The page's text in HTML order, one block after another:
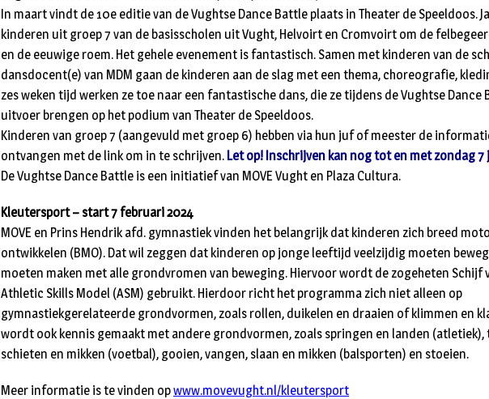
In maart vindt de 10e editie van de Vughtse Dance Battle plaats in Theater de Speeldoos.
kinderen uit groep 7 van de basisscholen uit Vught, Helvoirt en Cromvoirt om de
en de eeuwige roem. Het gehele evenement is fantastisch. Samen met kinderen van de
dansdocent(e) van MDM gaan de kinderen aan de slag met een thema, choreografie,
zes weken tijd werken ze toe naar een fantastische dans, die ze tijdens de Vughtse Dance
uitvoer brengen op het podium van Theater de Speeldoos.
Kinderen van groep 7 (aangevuld met groep 6) hebben via hun juf of meester de
ontvangen met de link om in te schrijven. Let op! Inschrijven kan nog tot en met zondag 7
De Vughtse Dance Battle is een initiatief van MOVE Vught en Plaza Cultura.
Kleutersport – start 7 februari 2024
MOVE en Prins Hendrik afd. gymnastiek vinden het belangrijk dat kinderen zich breed
ontwikkelen (BMO). Dat wil zeggen dat kinderen op jonge leeftijd veelzijdig moeten
moeten maken met alle grondvromen van beweging. Hiervoor wordt de zogeheten Schijf
Athletic Skills Model (ASM) gebruikt. Hierdoor richt het programma zich niet alleen op
gymnastiekgerelateerde grondvormen, zoals rollen, duikelen en draaien of klimmen en
wordt ook kennis gemaakt met andere grondvormen, zoals springen en landen (atletiek),
schieten en mikken (voetbal), gooien, vangen, slaan en mikken (balsporten) en stoeien.
Meer informatie is te vinden opwww.movevught.nl/kleutersport